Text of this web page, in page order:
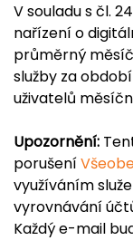
V souladu s čl.
nařízení o
průměrný
služby za období
uživatelů
Upozornění:
porušení
využíváním
vyrovnávání
Každý e-mail